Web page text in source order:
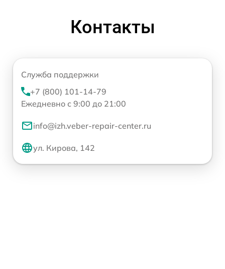
Контакты
Служба поддержки
+7 (800) 101-14-79
Ежедневно с 9:00 до 21:00
info@izh.veber-repair-center.ru
ул. Кирова, 142